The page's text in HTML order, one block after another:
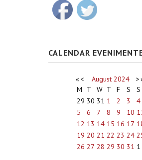
CALENDAR
« < August 2024 >
M
T W T F S
S
29 30 31 1 2 3
4
5
6 7 8 9 10
12 13 14 15 16 17
19 20 21 22 23 24
26 27 28 29 30 31 1